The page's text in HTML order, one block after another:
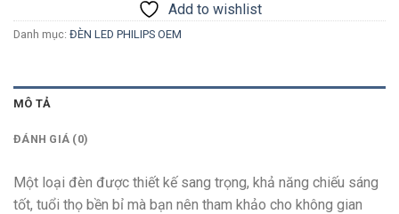
Add to wishlist
Danh mục: ĐÈN LED PHILIPS OEM
MÔ TẢ
ĐÁNH GIÁ (0)
Một loại đèn được thiết kế sang trọng, khả năng chiếu sáng
tốt, tuổi thọ bền bỉ mà bạn nên tham khảo cho không gian